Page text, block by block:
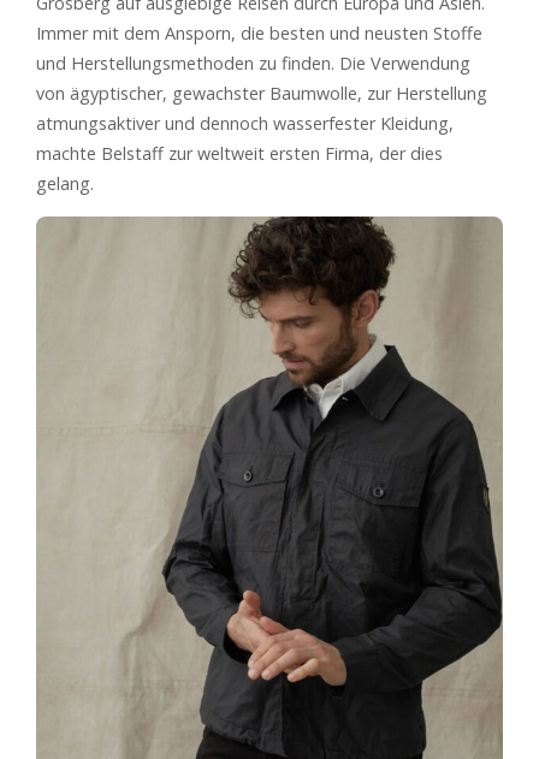
Immer mit dem Ansporn, die besten und neusten Stoffe
und Herstellungsmethoden zu finden. Die Verwendung
von ägyptischer, gewachster Baumwolle, zur Herstellung
atmungsaktiver und dennoch wasserfester Kleidung,
machte Belstaff zur weltweit ersten Firma, der dies
gelang.